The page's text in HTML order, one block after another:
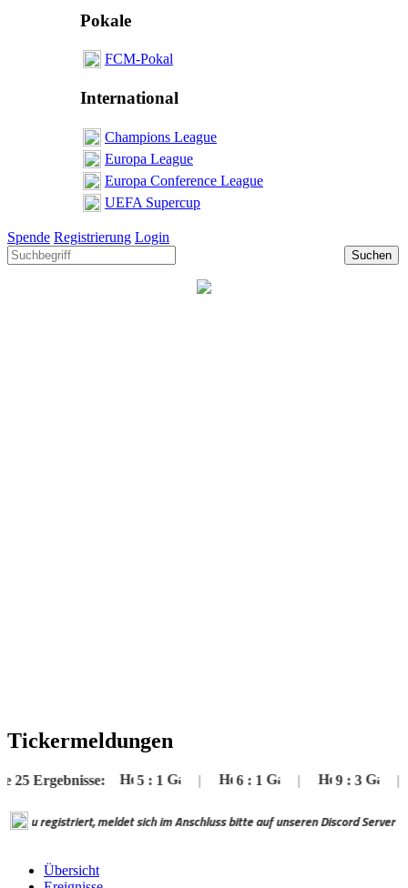
Pokale
FCM-Pokal
International
Champions League
Europa League
Europa Conference League
UEFA Supercup
Spende Registrierung Login
Suchen
Tickermeldungen
:1 | :1 | :3 |
meldet sich im Anschluss bitte auf unseren Discord Server an zur
Übersicht